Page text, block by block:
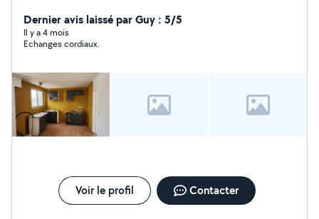
Dernier avis laissé par Guy : 5/5
Il y a 4 mois
Echanges cordiaux.
Voir le profil Contacter